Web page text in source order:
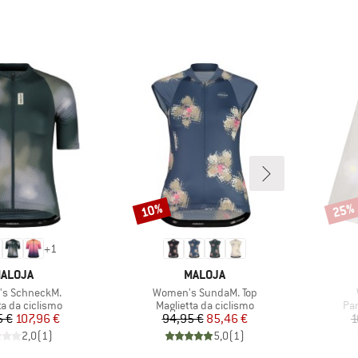
+1
SchneckM.
di prodotti
da ciclismo
Prezzo
€Prezzo ridotto
107,96 €
2,0(1)
MARCHIO
MALOJA
Articolo
Women's SundaM. Top
Gruppo di prodotti
Maglietta da ciclismo
Prezzo
94,95 €Prezzo ridotto
85,46 €
5,0(1)
Sconto
10% 25%